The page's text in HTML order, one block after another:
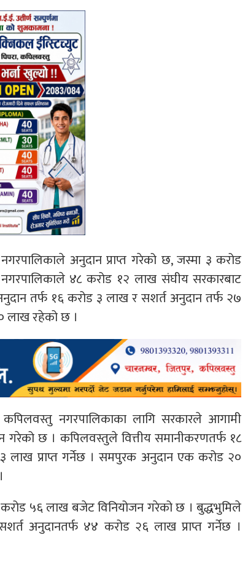
अनुदान प्राप्त गरेको छ, जस्मा ३ करोड
४८ करोड १२ लाख संघीय सरकारबाट
तर्फ १६ करोड ३ लाख र सशर्त अनुदान तर्फ २७
लाख रहेको छ ।
कपिलवस्तु नगरपालिकाका लागि सरकारले आगामी
छ । कपिलवस्तुले वित्तीय समानीकरणतर्फ १८
प्राप्त गर्नेछ । समपुरक अनुदान एक करोड २०
५६ लाख बजेट विनियोजन गरेको छ । बुद्धभुमिले
अनुदानतर्फ ४४ करोड २६ लाख प्राप्त गर्नेछ ।